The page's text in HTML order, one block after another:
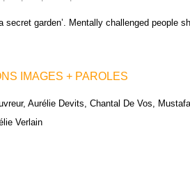
secret garden’. Mentally challenged people
IMAGES + PAROLES
Aurélie Devits, Chantal De Vos,
Verlain